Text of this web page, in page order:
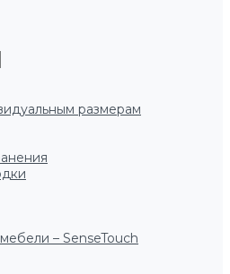
размерам
– SenseTouch